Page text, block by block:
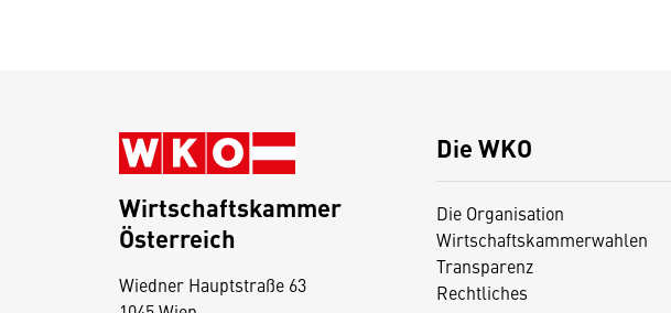
Die WKO
Die Organisation
Wirtschaftskammerwahlen
Transparenz
Rechtliches
Wirtschaftskammer
Österreich
Wiedner Hauptstraße 63